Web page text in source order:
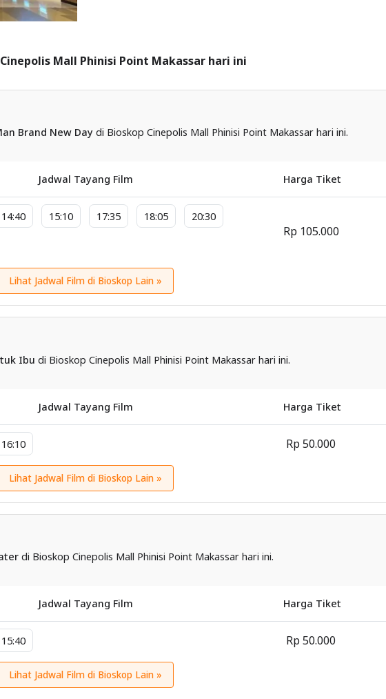
Mall Phinisi Point Makassar hari ini
Brand New Daydi Bioskop Cinepolis Mall Phinisi Point Makassar hari ini.
Jadwal Tayang Film Harga Tiket
14:40 15:10 17:35 18:05 20:30
Rp 105.000
Lihat Jadwal Film di Bioskop Lain »
Ibu di Bioskop Cinepolis Mall Phinisi Point Makassar hari ini.
Jadwal Tayang Film Harga Tiket
16:10 Rp 50.000
Lihat Jadwal Film di Bioskop Lain »
di Bioskop Cinepolis Mall Phinisi Point Makassar hari ini.
Jadwal Tayang Film Harga Tiket
15:40 Rp 50.000
Lihat Jadwal Film di Bioskop Lain »